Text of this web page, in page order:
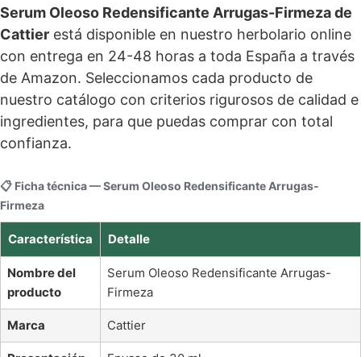
Serum Oleoso Redensificante Arrugas-Firmeza de
Cattier está disponible en nuestro herbolario online
con entrega en 24-48 horas a toda España a través
de Amazon. Seleccionamos cada producto de
nuestro catálogo con criterios rigurosos de calidad e
ingredientes, para que puedas comprar con total
confianza.
📋 Ficha técnica — Serum Oleoso Redensificante Arrugas-
Firmeza
Característica Detalle
Nombre del
producto
Serum Oleoso Redensificante Arrugas-
Firmeza
Marca Cattier